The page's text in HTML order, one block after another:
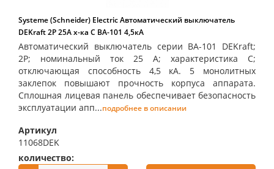
Systeme (Schneider) Electric Автоматический выключатель
DEKraft 2Р 25А х-ка C ВА-101 4,5кА
Автоматический выключатель серии ВА-101 DEKraft;
2P; номинальный ток 25 А; характеристика С;
отключающая способность 4,5 кА. 5 монолитных
заклепок повышают прочность корпуса аппарата.
Сплошная лицевая панель обеспечивает безопасность
эксплуатации апп...подробнее в описании
Артикул
11068DEK
количество: